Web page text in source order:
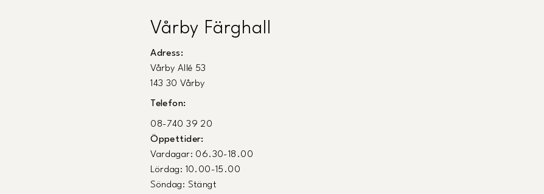
Vårby Färghall
Adress:
Vårby Allé 53
143 30 Vårby
Telefon:
08-740 39 20
Öppettider:
Vardagar: 06.30-18.00
Lördag: 10.00-15.00
Söndag: Stängt